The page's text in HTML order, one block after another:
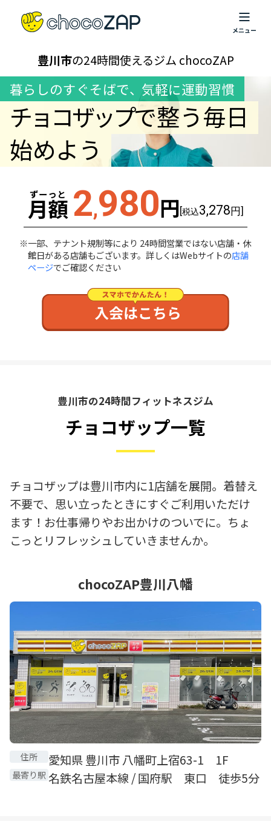
豊川市の24時間使えるジム chocoZAP
暮らしのすぐそばで、 気軽に運動習慣
チョコザップで整う毎日
始めよう
ずーっと
月額 2,980円[税込3,278円]
一部、テナント規制等により 24時間営業ではない店舗・休
館日がある店舗もございます。詳しくはWebサイトの店舗
ページでご確認ください
豊川市の24時間フィットネスジム
チョコザップ一覧
チョコザップは豊川市内に1店舗を展開。着替え
不要で、思い立ったときにすぐご利用いただけ
ます！お仕事帰りやお出かけのついでに。ちょ
こっとリフレッシュしていきませんか。
chocoZAP豊川八幡
住所 愛知県 豊川市 八幡町上宿63-1 1F
最寄り駅 名鉄名古屋本線 / 国府駅 東口 徒歩5分